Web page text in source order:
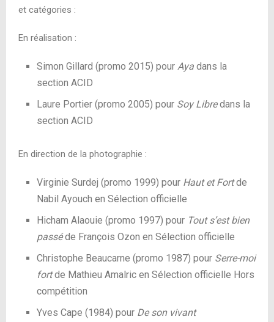
et catégories :
En réalisation :
Simon Gillard (promo 2015) pour Aya dans la
section ACID
Laure Portier (promo 2005) pour Soy Libredans la
section ACID
En direction de la photographie :
Virginie Surdej (promo 1999) pour Haut et Fortde
Nabil Ayouch en Sélection officielle
Hicham Alaouie (promo 1997) pour Tout s’est bien
passéde François Ozon en Sélection officielle
Christophe Beaucarne (promo 1987) pour Serre-moi
fortde Mathieu Amalric en Sélection officielle Hors
compétition
Yves Cape (1984) pour De son vivant